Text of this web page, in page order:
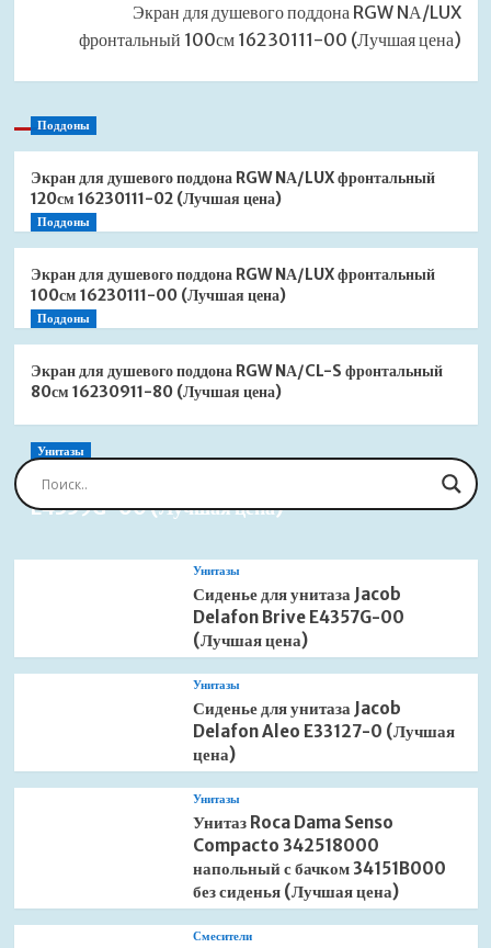
Экран для душевого поддона RGW NА/LUX
фронтальный 100см 16230111-00 (Лучшая цена)
Поддоны
Экран для душевого поддона RGW NА/LUX фронтальный
120см 16230111-02 (Лучшая цена)
Поддоны
Экран для душевого поддона RGW NА/LUX фронтальный
100см 16230111-00 (Лучшая цена)
Поддоны
Экран для душевого поддона RGW NА/CL-S фронтальный
80см 16230911-80 (Лучшая цена)
Унитазы
Сиденье для унитаза Jacob Delafon Brive
E4359G-00 (Лучшая цена)
Унитазы
Сиденье для унитаза Jacob
Delafon Brive E4357G-00
(Лучшая цена)
Унитазы
Сиденье для унитаза Jacob
Delafon Aleo E33127-0 (Лучшая
цена)
Унитазы
Унитаз Roca Dama Senso
Compacto 342518000
напольный с бачком 34151B000
без сиденья (Лучшая цена)
Смесители